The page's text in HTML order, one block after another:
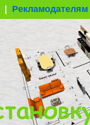
Рекламодателям